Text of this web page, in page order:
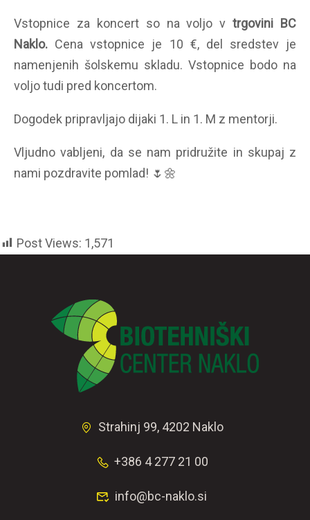
Vstopnice za koncert so na voljo vtrgovini BC
Naklo. Cena vstopnice je 10 €, del sredstev je
namenjenih šolskemu skladu. Vstopnice bodo na
voljo tudi pred koncertom.
Dogodek pripravljajo dijaki 1. L in 1. M z mentorji.
Vljudno vabljeni, da se nam pridružite in skupaj z
nami pozdravite pomlad! 🌷 🌼
Post Views: 1,571
Strahinj 99, 4202 Naklo
+386 4 277 21 00
info@bc-naklo.si